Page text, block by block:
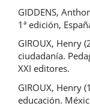
GIDDENS,
1ª edición,
GIROUX, Henry
ciudadanía.
XXI editores.
GIROUX, Henry
educación.